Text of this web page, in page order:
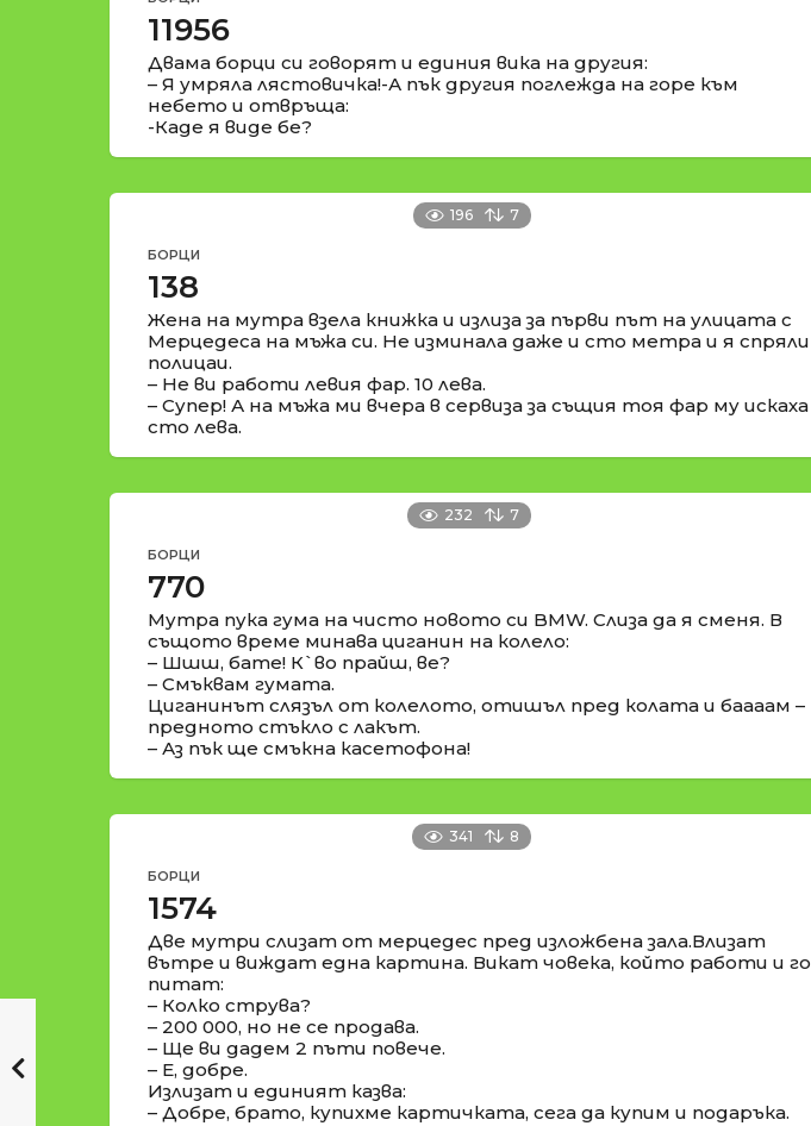
11956
Двама борци си говорят и единия вика на другия:
– Я умряла лястовичка!-А пък другия поглежда на горе към
небето и отвръща:
-Каде я виде бе?
196 7
БОРЦИ
138
Жена на мутра взела книжка и излиза за първи път на улицата с
Мерцедеса на мъжа си. Не изминала даже и сто метра и я спряли
полицаи.
– Не ви работи левия фар. 10 лева.
– Супер! А на мъжа ми вчера в сервиза за същия тоя фар му искаха
сто лева.
232 7
БОРЦИ
770
Мутра пука гума на чисто новото си BMW. Слиза да я сменя. В
същото време минава циганин на колело:
– Шшш, бате! К`во прайш, ве?
– Смъквам гумата.
Циганинът слязъл от колелото, отишъл пред колата и баааам –
предното стъкло с лакът.
– Аз пък ще смъкна касетофона!
341 8
БОРЦИ
1574
Две мутри слизат от мерцедес пред изложбена зала.Влизат
вътре и виждат една картина. Викат човека, който работи и го
питат:
– Колко струва?
– 200 000, но не се продава.
– Ще ви дадем 2 пъти повече.
– Е, добре.
Излизат и единият казва:
– Добре, брато, купихме картичката, сега да купим и подаръка.